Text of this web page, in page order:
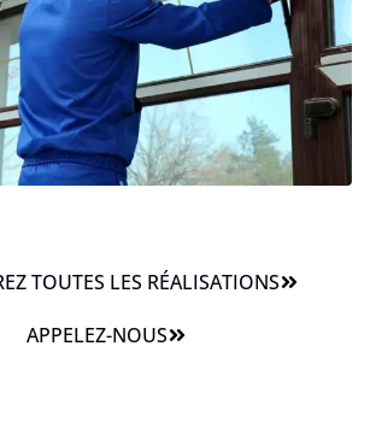
TOUTES LES RÉALISATIONS
APPELEZ-NOUS